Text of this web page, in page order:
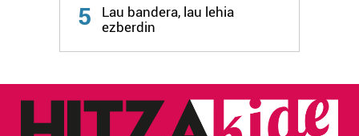
fitxategiak erabiltzen ditu. Zure esperientzia eta
zerbitzuak hobetzeko asmoz, cookie teknologiaz
baliatzen gara. Ohar hau onartuz gero, teknologia hori
5
Lau bandera, lau lehia
ezberdin